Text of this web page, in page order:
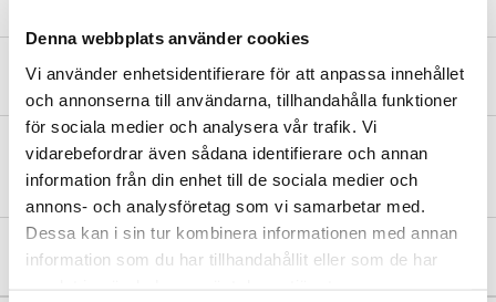
Denna webbplats använder cookies
Vi använder enhetsidentifierare för att anpassa innehållet
och annonserna till användarna, tillhandahålla funktioner
för sociala medier och analysera vår trafik. Vi
vidarebefordrar även sådana identifierare och annan
information från din enhet till de sociala medier och
annons- och analysföretag som vi samarbetar med.
Dessa kan i sin tur kombinera informationen med annan
information som du har tillhandahållit eller som de har
Produktbeskrivelse
Flangekrog af messing. Trægevind 2,6x11 mm. 5 stk. pr. pakke.
Mål og dimensioner